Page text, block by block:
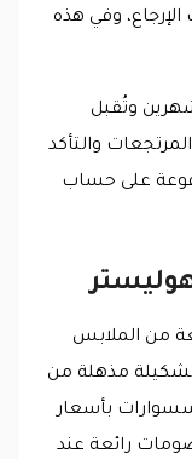
وفي هذه
وتُقبل
والتأكد
على حساب
من الملابس
تشكيلة مذهلة من
بأسعار
رائعة عند